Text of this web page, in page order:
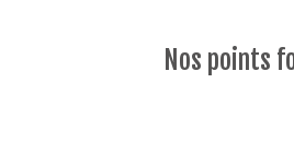
Nos points